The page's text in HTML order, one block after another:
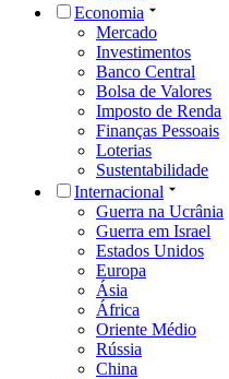
Economia
Mercado
Investimentos
Banco Central
Bolsa de Valores
Imposto de Renda
Finanças Pessoais
Loterias
Sustentabilidade
Internacional
Guerra na Ucrânia
Guerra em Israel
Estados Unidos
Europa
Ásia
África
Oriente Médio
Rússia
China